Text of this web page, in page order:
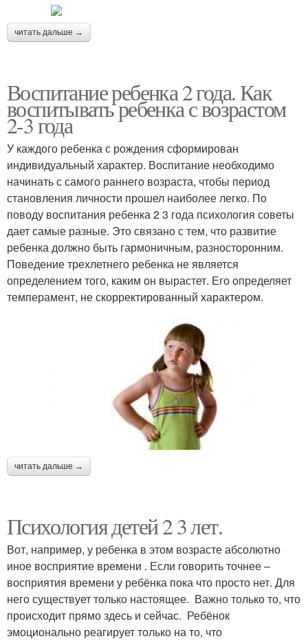
читать дальше →
Воспитание ребенка 2 года. Как
воспитывать ребенка с возрастом
2-3 года
У каждого ребенка с рождения сформирован
индивидуальный характер. Воспитание необходимо
начинать с самого раннего возраста, чтобы период
становления личности прошел наиболее легко. По
поводу воспитания ребенка 2 3 года психология советы
дает самые разные. Это связано с тем, что развитие
ребенка должно быть гармоничным, разносторонним.
Поведение трехлетнего ребенка не является
определением того, каким он вырастет. Его определяет
темперамент, не скорректированный характером.
читать дальше →
Психология детей 2 3 лет.
Вот, например, у ребенка в этом возрасте абсолютно
иное восприятие времени . Если говорить точнее –
восприятия времени у ребёнка пока что просто нет. Для
него существует только настоящее. Важно только то, что
происходит прямо здесь и сейчас. Ребёнок
эмоционально реагирует только на то, что